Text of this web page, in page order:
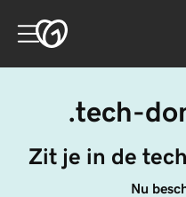
.tech-
Zit je in de
Nu